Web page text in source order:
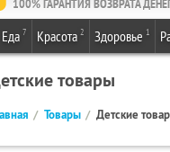
100% ГАРАНТИЯ ВОЗВРАТА
Еда 7 Красота 2 Здоровье 1
товары
Товары Детские